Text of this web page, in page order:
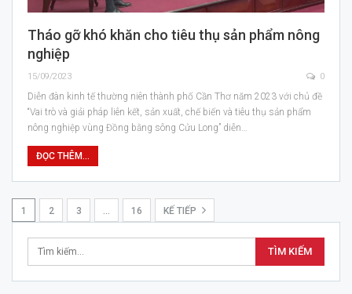
Tháo gỡ khó khăn cho tiêu thụ sản phẩm nông
nghiệp
15/09/2023 0
Diễn đàn kinh tế thường niên thành phố Cần Thơ năm 2023 với chủ đề
“Vai trò và giải pháp liên kết, sản xuất, chế biến và tiêu thụ sản phẩm
nông nghiệp vùng Đồng bằng sông Cửu Long” diễn…
ĐỌC THÊM...
1 2 3 … 16 KẾ TIẾP